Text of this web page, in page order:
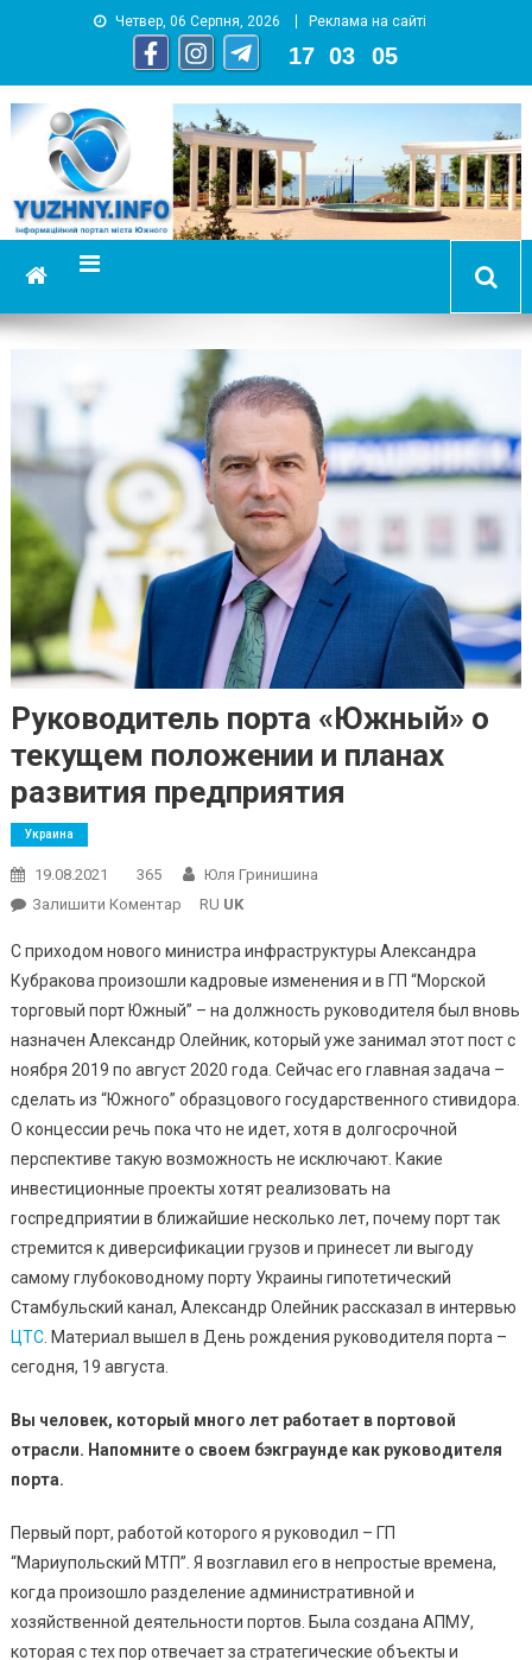
Четвер, 06 Серпня, 2026 Реклама на сайті
17 03 07
YUZHNY.INFO
информационный портал города Южный
Руководитель порта «Южный» о
текущем положении и планах
развития предприятия
Украина
19.08.2021 365
Юля Гринишина
Залишити КоментарOn
Порта
«Южный»
О
Текущем
Положении
И
Планах
RU UK
С приходом нового министра инфраструктуры Александра
Кубракова произошли кадровые изменения и в ГП “Морской
торговый порт Южный” – на должность руководителя был вновь
назначен Александр Олейник, который уже занимал этот пост с
ноября 2019 по август 2020 года. Сейчас его главная задача –
сделать из “Южного” образцового государственного стивидора.
О концессии речь пока что не идет, хотя в долгосрочной
перспективе такую возможность не исключают. Какие
инвестиционные проекты хотят реализовать на
госпредприятии в ближайшие несколько лет, почему порт так
стремится к диверсификации грузов и принесет ли выгоду
самому глубоководному порту Украины гипотетический
Стамбульский канал, Александр Олейник рассказал в интервью
ЦТС. Материал вышел в День рождения руководителя порта –
сегодня, 19 августа.
Вы человек, который много лет работает в портовой
отрасли. Напомните о своем бэкграунде как руководителя
порта.
Первый порт, работой которого я руководил – ГП
“Мариупольский МТП”. Я возглавил его в непростые времена,
когда произошло разделение административной и
хозяйственной деятельности портов. Была создана АПМУ,
которая с тех пор отвечает за стратегические объекты и